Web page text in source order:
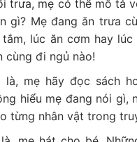
trưa, mẹ có thể mô tả
gì? Mẹ đang ăn trưa
tắm, lúc ăn cơm hay
cùng đi ngủ nào!
là, mẹ hãy đọc sách
hiểu mẹ đang nói gì,
từng nhân vật trong